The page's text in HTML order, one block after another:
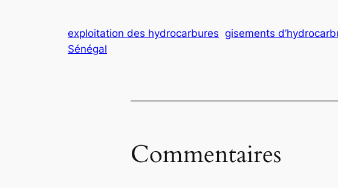
exploitation des hydrocarbures gisements
Sénégal
Commentaires